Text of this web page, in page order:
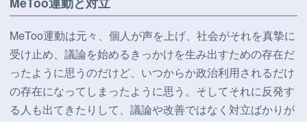
MeToo運動は元々、個人が声を上げ、社会がそれを真摯に
受け止め、議論を始めるきっかけを生み出すための存在だ
ったように思うのだけど、いつからか政治利用されるだけ
の存在になってしまったように思う。そしてそれに反発す
る人も出てきたりして、議論や改善ではなく対立ばかりが